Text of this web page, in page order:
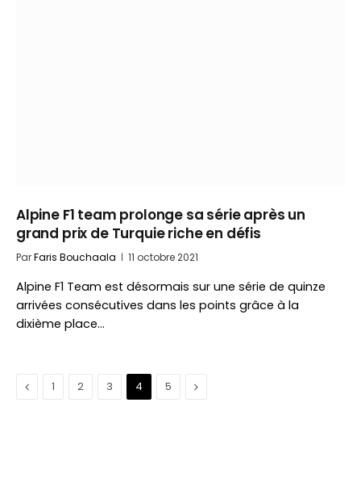
Alpine F1 team prolonge sa série après un
grand prix de Turquie riche en défis
ParFaris Bouchaala 11 octobre 2021
Alpine F1 Team est désormais sur une série de quinze
arrivées consécutives dans les points grâce à la
dixième place…
Précédent
1 2 3 4 5 Suivant